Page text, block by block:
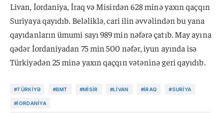
Livan, İordaniya, İraq və Misirdən 628 minə yaxın qaçqın
Suriyaya qayıdıb. Beləliklə, cari ilin əvvəlindən bu yana
qayıdanların ümumi sayı 989 min nəfərə çatıb. May ayına
qədər İordaniyadan 75 min 500 nəfər, iyun ayında isə
Türkiyədən 25 minə yaxın qaçqın vətəninə geri qayıdıb.
#TÜRKIYƏ #BMT #MISIR #LIVAN #İRAQ #SURIYA
#İORDANIYA